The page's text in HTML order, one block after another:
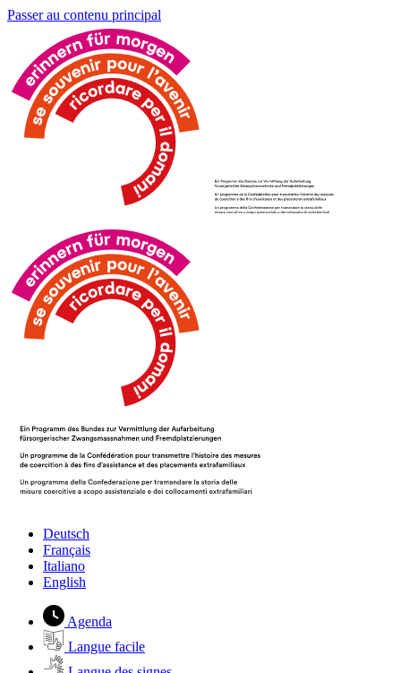
Passer au contenu principal
Deutsch
Français
Italiano
English
Agenda
Langue facile